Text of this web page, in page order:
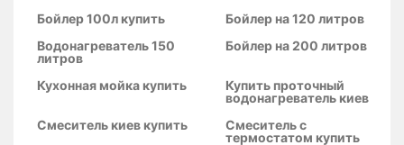
Бойлер 100л купить
Бойлер на 120 литров
Водонагреватель 150
литров
Бойлер на 200 литров
Кухонная мойка купить
Купить проточный
водонагреватель киев
Смеситель киев купить
Смеситель с
термостатом купить